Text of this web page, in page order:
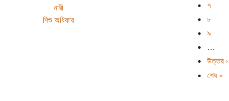
নারী
শিশু অধিকার
৭
৮
৯
…
উত্তর ›
শেষ »